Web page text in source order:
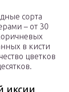
сорта
– от 30
в кисти
цветков
иксии